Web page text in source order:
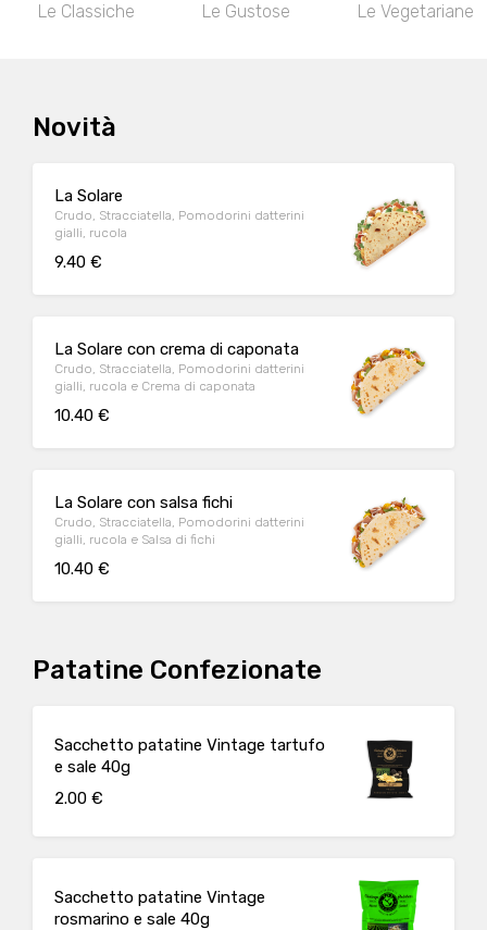
Le Classiche Le Gustose Le Vegetariane
Novità
La Solare
Crudo, Stracciatella, Pomodorini datterini
gialli, rucola
9.40 €
La Solare con crema di caponata
Crudo, Stracciatella, Pomodorini datterini
gialli, rucola e Crema di caponata
10.40 €
La Solare con salsa fichi
Crudo, Stracciatella, Pomodorini datterini
gialli, rucola e Salsa di fichi
10.40 €
Patatine Confezionate
Sacchetto patatine Vintage tartufo
e sale 40g
2.00 €
Sacchetto patatine Vintage
rosmarino e sale 40g